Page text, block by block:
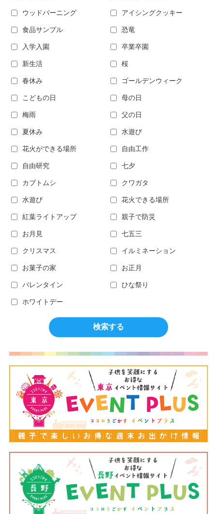
ウッドバーニング アイシングクッキー
食品サンプル 恐竜
入学入園 卒業卒園
新生活 桜
春休み ゴールデンウィーク
こどもの日 母の日
梅雨 父の日
夏休み 水遊び
花火ができる場所 自由工作
自由研究 七夕
カブトムシ クワガタ
水遊び 花火できる場所
紅葉ライトアップ 親子で防災
お月見 七五三
クリスマス イルミネーション
お菓子の家 お正月
バレンタイン ひな祭り
ホワイトデー